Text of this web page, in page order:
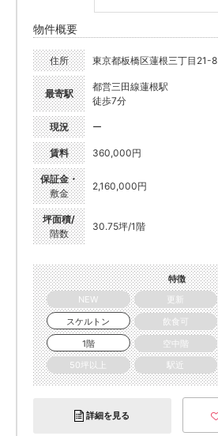
物件概要
住所 東京都板橋区蓮根三丁目21-8
最寄駅
都営三田線蓮根駅
徒歩7分
現況 ー
賃料 360,000円
保証金・
敷金
2,160,000円
坪面積/
階数
30.75坪/1階
特徴
NEW
更新
スケルトン
飲食可
1階
空中階
50坪以上
駅近
詳細を見る